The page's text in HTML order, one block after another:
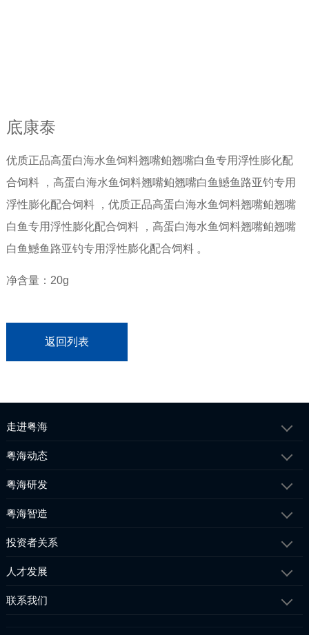
底康泰
优质正品高蛋白海水鱼饲料翘嘴鲌翘嘴白鱼专用浮性膨化配
合饲料 ，高蛋白海水鱼饲料翘嘴鲌翘嘴白鱼鱤鱼路亚钓专用
浮性膨化配合饲料 ，优质正品高蛋白海水鱼饲料翘嘴鲌翘嘴
白鱼专用浮性膨化配合饲料 ，高蛋白海水鱼饲料翘嘴鲌翘嘴
白鱼鱤鱼路亚钓专用浮性膨化配合饲料 。
净含量：20g
返回列表
走进粤海
粤海动态
粤海研发
粤海智造
投资者关系
人才发展
联系我们